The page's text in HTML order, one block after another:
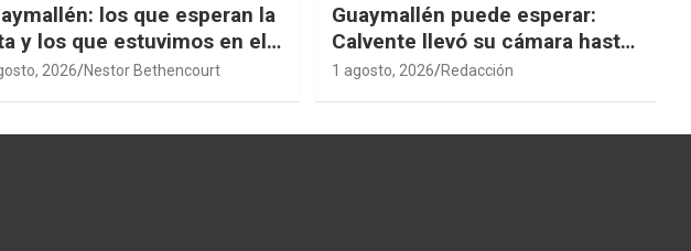
los que esperan la
y los que estuvimos en el
2026 Nestor Bethencourt
Guaymallén puede esperar:
Calvente llevó su cámara hasta
San Rafael
1 agosto, 2026 Redacción